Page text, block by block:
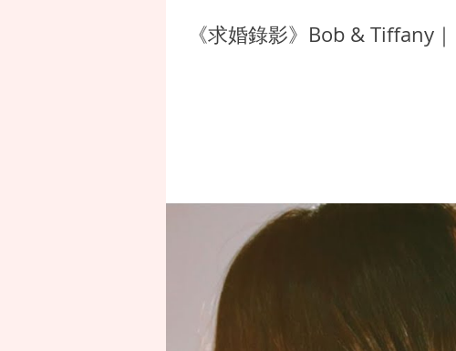
《求婚錄影》Bob & Tiffany